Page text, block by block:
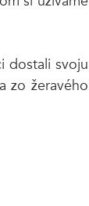
dostali svoju
zo žeravého